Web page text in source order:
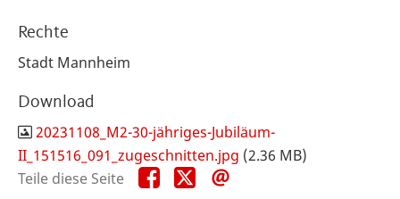
Rechte
Stadt Mannheim
Download
20231108_M2-30-jähriges-Jubiläum-
II_151516_091_zugeschnitten.jpg (2.36 MB)
Teile diese Seite
Teile
diese
Teile
diese